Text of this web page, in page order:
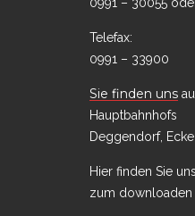
Telefax:
0991 – 33900
Sie finden uns
Hauptbahnhofs
Deggendorf,
Hier finden Sie
zum downloaden